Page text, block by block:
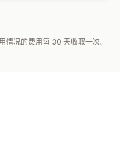
情况的费用每 30 天收取一次。